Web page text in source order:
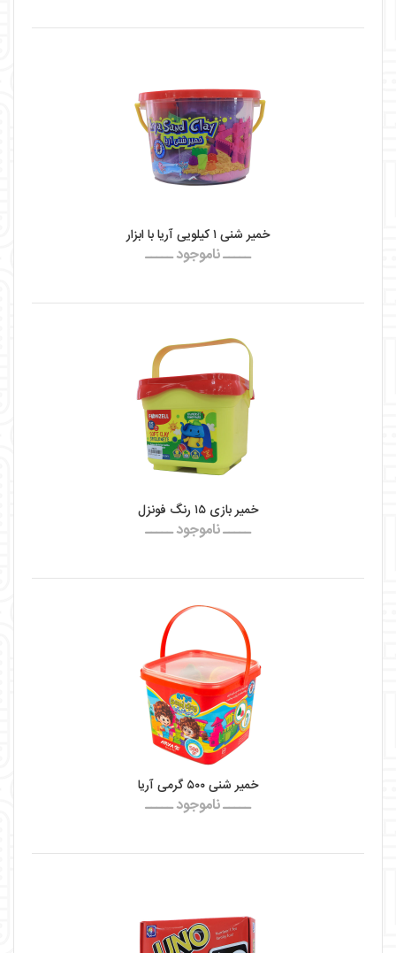
خمیر شنی ۱ کیلویی آریا با ابزار
ـــــ ناموجود ـــــ
خمیر بازی ۱۵ رنگ فونزل
ـــــ ناموجود ـــــ
خمیر شنی ۵۰۰ گرمی آریا
ـــــ ناموجود ـــــ